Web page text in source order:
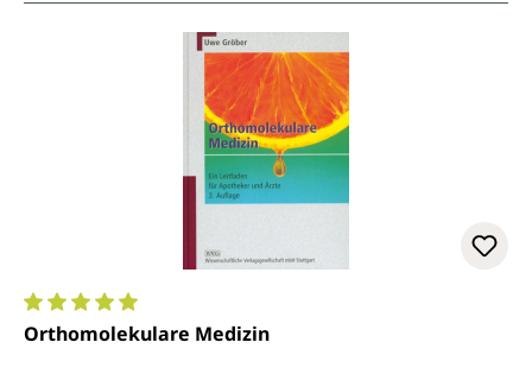
Durchschnittliche Bewertung von 5 von 5 Sternen
Orthomolekulare Medizin